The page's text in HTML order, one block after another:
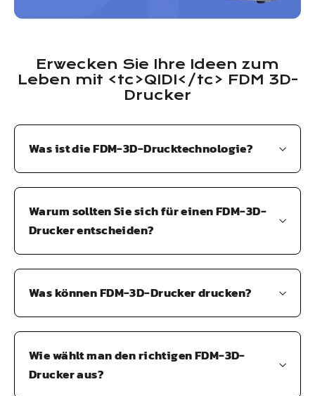
Erwecken Sie Ihre Ideen zum
Leben mit <tc>QIDI</tc> FDM 3D-
Drucker
Was ist die FDM-3D-Drucktechnologie?
Warum sollten Sie sich für einen FDM-3D-
Drucker entscheiden?
Was können FDM-3D-Drucker drucken?
Wie wählt man den richtigen FDM-3D-
Drucker aus?